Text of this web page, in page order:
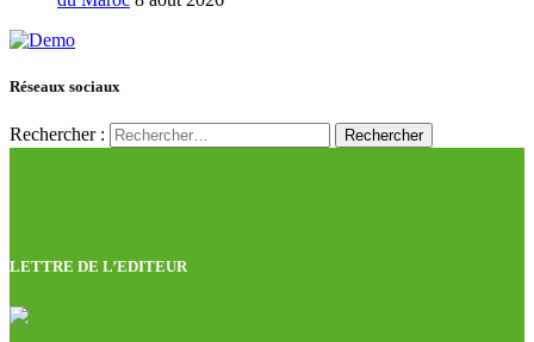
Réseaux sociaux
Rechercher :
LETTRE DE L’EDITEUR